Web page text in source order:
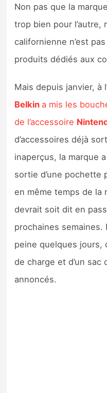
Sorties de jeux
Bons plans
Guides
Non pas que la
trop bien pour l’autre,
californienne n’est
produits dédiés aux
Mais depuis janvier, à
Belkina mis les
de l’accessoire
d’accessoires déjà
inaperçus, la marque
sortie d’une pochette
en même temps de la
devrait soit dit en
prochaines semaines.
peine quelques jours,
de charge et d’un sac
annoncés.